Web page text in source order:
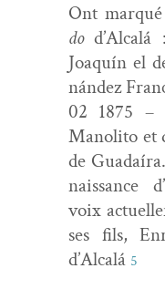
Ont
do
Joaquín el
nán­dez
02 1875 –
Mano­li­to et
de
nais­sance
voix
ses fils,
d’Alcalá 5